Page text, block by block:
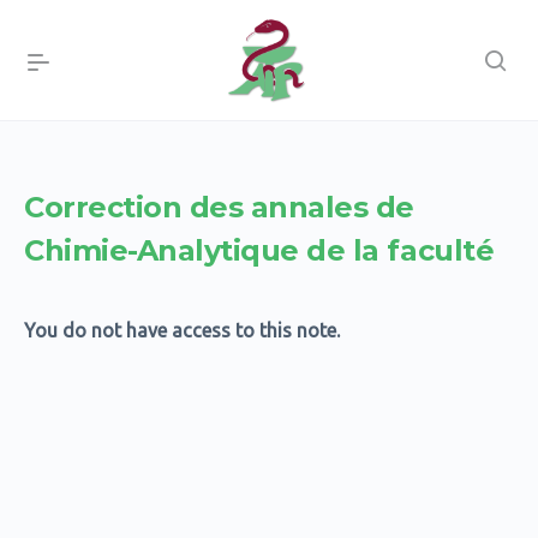
Correction des annales de
Chimie-Analytique de la faculté
You do not have access to this note.